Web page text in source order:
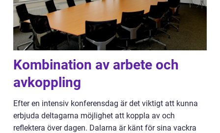
Kombination av arbete och
avkoppling
Efter en intensiv konferensdag är det viktigt att kunna
erbjuda deltagarna möjlighet att koppla av och
reflektera över dagen. Dalarna är känt för sina vackra